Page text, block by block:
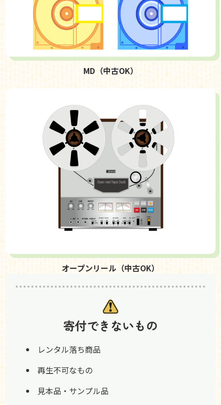
MD（中古OK）
オープンリール（中古OK）
寄付できないもの
レンタル落ち商品
再生不可なもの
見本品・サンプル品